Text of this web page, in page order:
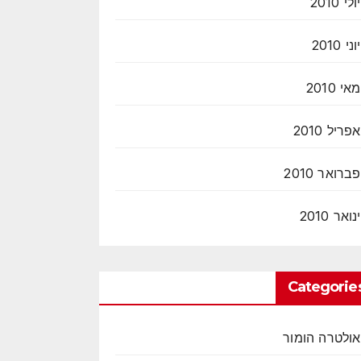
יוני 2010
מאי 2010
אפריל 2010
פברואר 2010
ינואר 2010
אולטרה הומור